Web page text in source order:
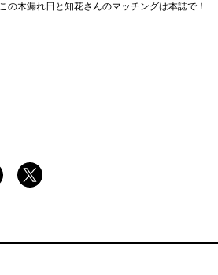
この木漏れ日と知花さんのマッチングは本誌で！